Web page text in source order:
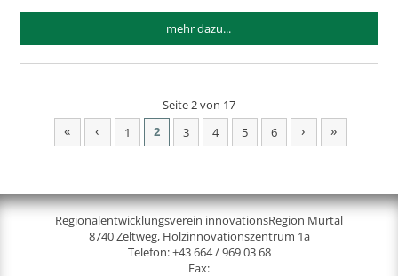
mehr dazu...
Seite 2 von 17
« ‹ 1 2 3 4 5 6 › »
Regionalentwicklungsverein innovationsRegion Murtal
8740 Zeltweg, Holzinnovationszentrum 1a
Telefon:+43 664 / 969 03 68
Fax: